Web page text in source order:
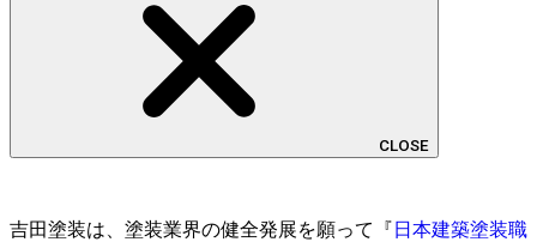
CLOSE
吉田塗装は、塗装業界の健全発展を願って『 日本建築塗装職